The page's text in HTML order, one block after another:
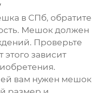
в СПб, обратите
Мешок должен
Проверьте
этого зависит
вам нужен мешок